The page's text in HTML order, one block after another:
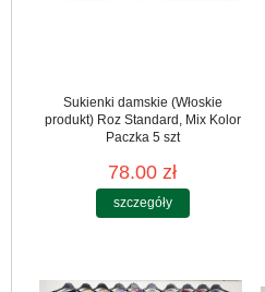
Sukienki damskie (Włoskie
produkt) Roz Standard, Mix Kolor
Paczka 5 szt
78.00 zł
szczegóły